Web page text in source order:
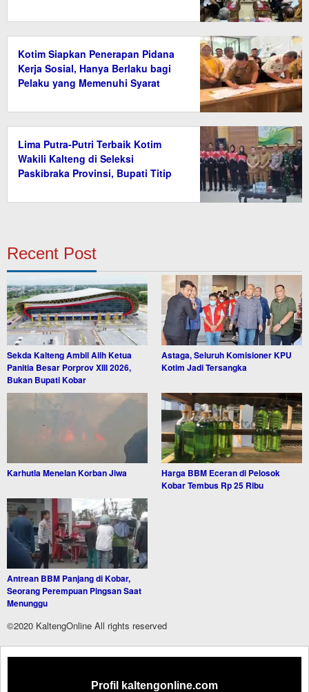
Kotim Siapkan Penerapan Pidana
Kerja Sosial, Hanya Berlaku bagi
Pelaku yang Memenuhi Syarat
Lima Putra-Putri Terbaik Kotim
Wakili Kalteng di Seleksi
Paskibraka Provinsi, Bupati Titip
Recent Post
Sekda Kalteng Ambil Alih Ketua
Panitia Besar Porprov XIII 2026,
Bukan Bupati Kobar
Astaga, Seluruh Komisioner KPU
Kotim Jadi Tersangka
Karhutla Menelan Korban Jiwa
Harga BBM Eceran di Pelosok
Kobar Tembus Rp 25 Ribu
Antrean BBM Panjang di Kobar,
Seorang Perempuan Pingsan Saat
Menunggu
©2020 KaltengOnline All rights reserved
Profil kaltengonline.com